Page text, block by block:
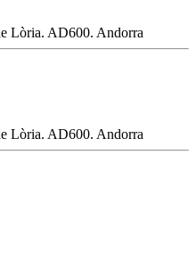
Lòria. AD600. Andorra
Lòria. AD600. Andorra